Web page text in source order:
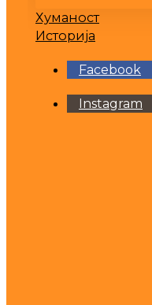
Хуманост
Историја
Facebook
Instagram